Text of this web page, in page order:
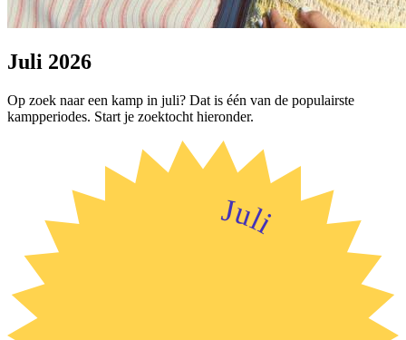
Juli 2026
Op zoek naar een kamp in juli? Dat is één van de populairste
kampperiodes. Start je zoektocht hieronder.
Juli